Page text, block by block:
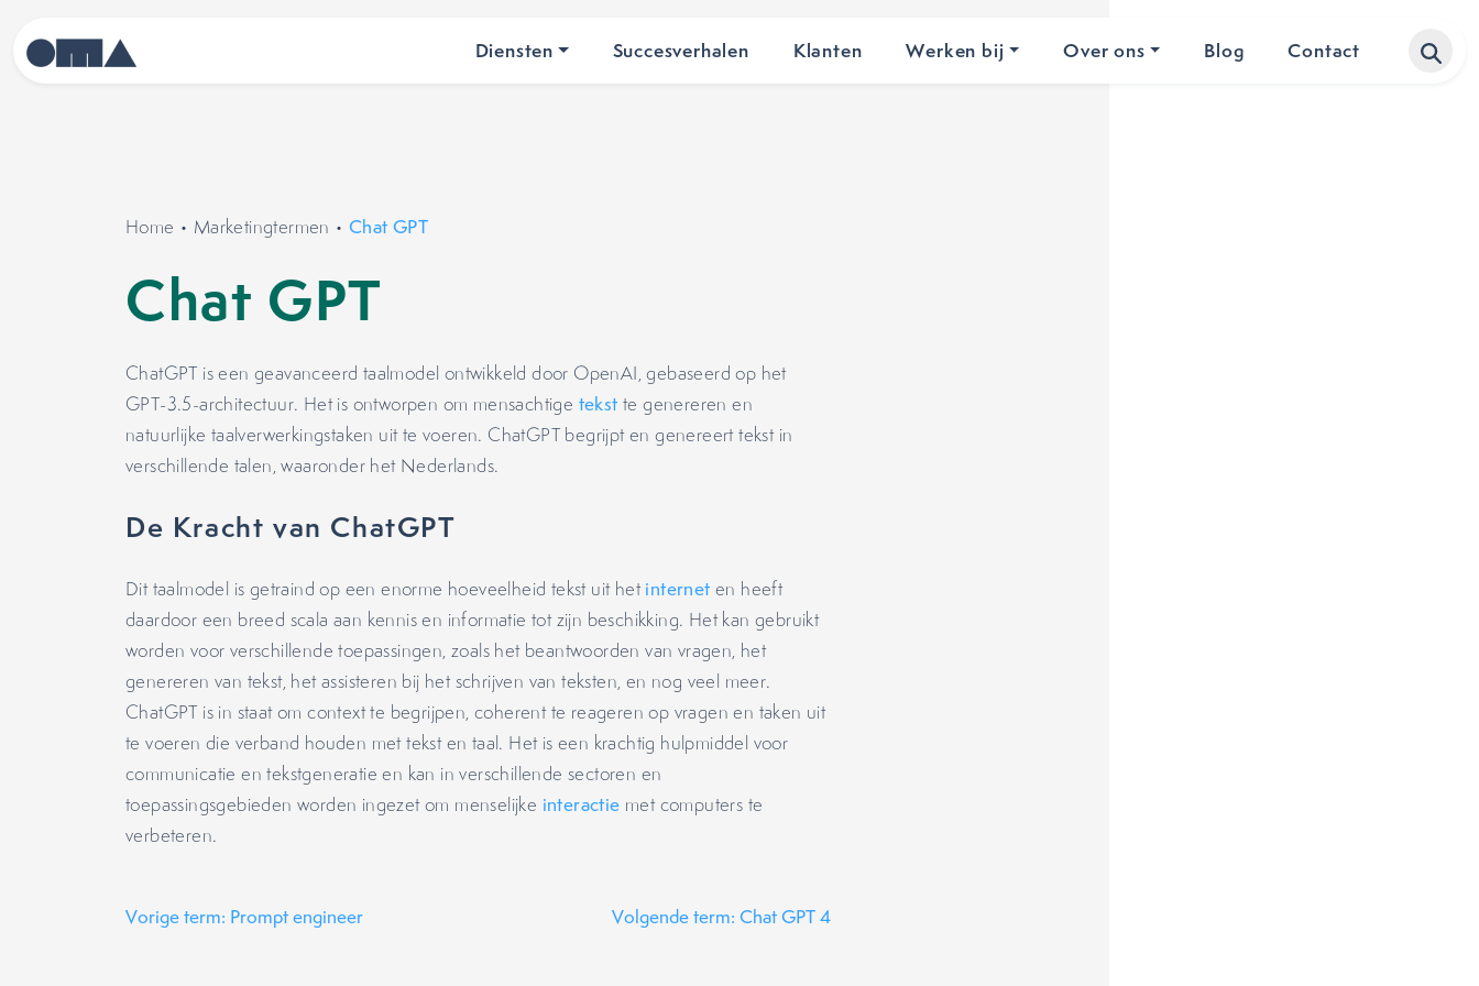
Diensten Succesverhalen Klanten Werken bij Over ons Blog Contact
Home • Marketingtermen •Chat GPT
Chat GPT
ChatGPT is een geavanceerd taalmodel ontwikkeld door OpenAI, gebaseerd op het
GPT-3.5-architectuur. Het is ontworpen om mensachtige tekst te genereren en
natuurlijke taalverwerkingstaken uit te voeren. ChatGPT begrijpt en genereert tekst in
verschillende talen, waaronder het Nederlands.
De Kracht van ChatGPT
Dit taalmodel is getraind op een enorme hoeveelheid tekst uit hetinternet en heeft
daardoor een breed scala aan kennis en informatie tot zijn beschikking. Het kan gebruikt
worden voor verschillende toepassingen, zoals het beantwoorden van vragen, het
genereren van tekst, het assisteren bij het schrijven van teksten, en nog veel meer.
ChatGPT is in staat om context te begrijpen, coherent te reageren op vragen en taken uit
te voeren die verband houden met tekst en taal. Het is een krachtig hulpmiddel voor
communicatie en tekstgeneratie en kan in verschillende sectoren en
toepassingsgebieden worden ingezet om menselijke interactie met computers te
verbeteren.
Vorige term: Prompt engineer Volgende term: Chat GPT 4